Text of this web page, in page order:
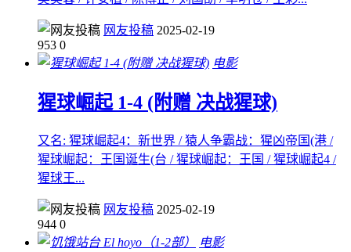
网友投稿 2025-02-19
953 0
电影
猩球崛起 1-4 (附赠 决战猩球)
又名: 猩球崛起4：新世界 / 猿人争霸战：猩凶帝国(港 /
猩球崛起：王国诞生(台 / 猩球崛起：王国 / 猩球崛起4 /
猩球王...
网友投稿 2025-02-19
944 0
电影